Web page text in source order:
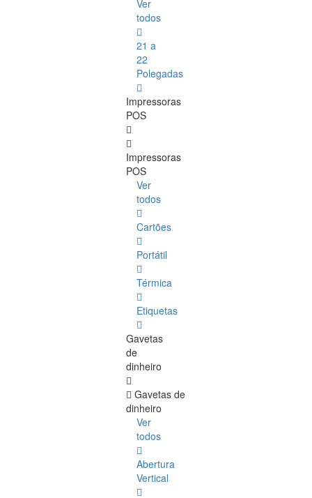
Ver
todos
21 a
22
Polegadas
Impressoras
POS
Impressoras
POS
Ver
todos
Cartões
Portátil
Térmica
Etiquetas
Gavetas
de
dinheiro
Gavetas de
dinheiro
Ver
todos
Abertura
Vertical